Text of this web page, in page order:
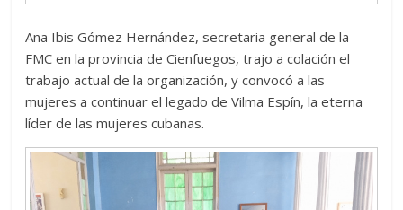
Ana Ibis Gómez Hernández, secretaria general de la
FMC en la provincia de Cienfuegos, trajo a colación el
trabajo actual de la organización, y convocó a las
mujeres a continuar el legado de Vilma Espín, la eterna
líder de las mujeres cubanas.